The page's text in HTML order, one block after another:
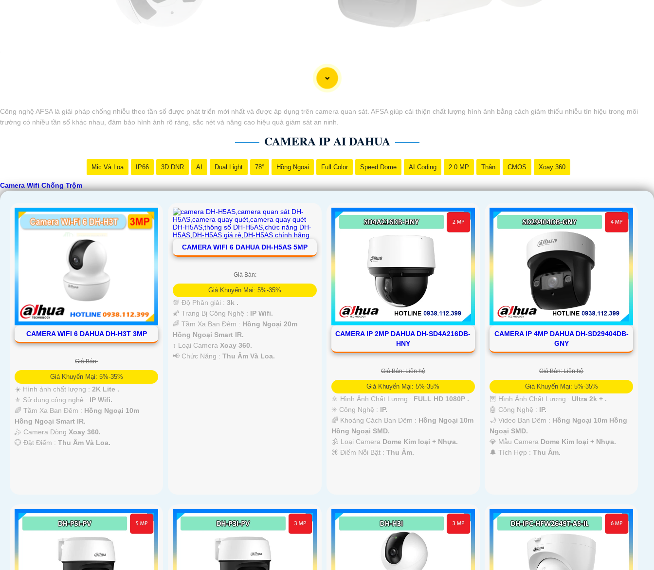
Công nghệ AFSA là giải pháp chống nhiễu theo tần số được phát triển mới nhất và được áp dụng trên camera quan sát. AFSA giúp cải thiện chất lượng hình ảnh bằng cách giảm thiểu nhiễu tín hiệu trong môi
trường có nhiều tần số khác nhau, đảm bảo hình ảnh rõ ràng, sắc nét và nâng cao hiệu quả giám sát an ninh.
CAMERA IP AI DAHUA
Mic Và Loa IP66 3D DNR AI Dual Light 78° Hồng Ngoại Full Color Speed Dome AI Coding 2.0 MP Thân CMOS Xoay 360
Camera Wifi Chống Trộm
CAMERA WIFI 6 DAHUA DH-H3T 3MP
Giá Bán:
Giá Khuyến Mại: 5%-35%
☀️ Hình ảnh chất lượng : 2K Lite .
⚜️ Sử dụng công nghệ : IP Wifi.
🌈 Tầm Xa Ban Đêm : Hồng Ngoại 10m
Hồng Ngoại Smart IR.
🤹 Camera Dòng Xoay 360.
️💮 Đặt Điểm : Thu Âm Và Loa.
CAMERA WIFI 6 DAHUA DH-H5AS 5MP
Giá Bán:
Giá Khuyến Mại: 5%-35%
💯 Độ Phân giải :3k .
🌠 Trang Bị Công Nghệ : IP Wifi.
🌈 Tầm Xa Ban Đêm : Hồng Ngoại 20m
Hồng Ngoại Smart IR.
↕️ Loại Camera Xoay 360.
️📢 Chức Năng :Thu Âm Và Loa.
CAMERA IP 2MP DAHUA DH-SD4A216DB-
HNY
Giá Bán: Liên hệ
Giá Khuyến Mại: 5%-35%
🔆 Hình Ành Chất Lượng : FULL HD 1080P .
✳️ Công Nghệ : IP.
🌈 Khoảng Cách Ban Đêm : Hồng Ngoại 10m
Hồng Ngoại SMD.
🕉️ Loại Camera Dome Kim loại + Nhựa.
️⌘ Điểm Nỗi Bật : Thu Âm.
CAMERA IP 4MP DAHUA DH-SD29404DB-
GNY
Giá Bán: Liên hệ
Giá Khuyến Mại: 5%-35%
🦉 Hình Ành Chất Lượng : Ultra 2k + .
🤖️ Công Nghệ : IP.
🌙 Video Ban Đêm : Hồng Ngoại 10m Hồng
Ngoại SMD.
💎 Mẫu Camera Dome Kim loại + Nhựa.
️🔔 Tích Hợp :Thu Âm.